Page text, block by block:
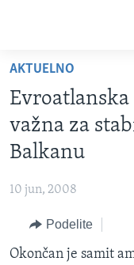
glavni
sadržaj
na
glavnu
Idi
pretragu
NASLOVNA
RUBRIKE
AMERIKA
GLOBALNE TEME
EKONOMIJA
NAUKA I
TV PROGRAM
IZ AMERIKE
Learning English
PRATITE NAS
AKTUELNO
važna za
Balkanu
10 jun, 2008
Podelite
Okončan je samit